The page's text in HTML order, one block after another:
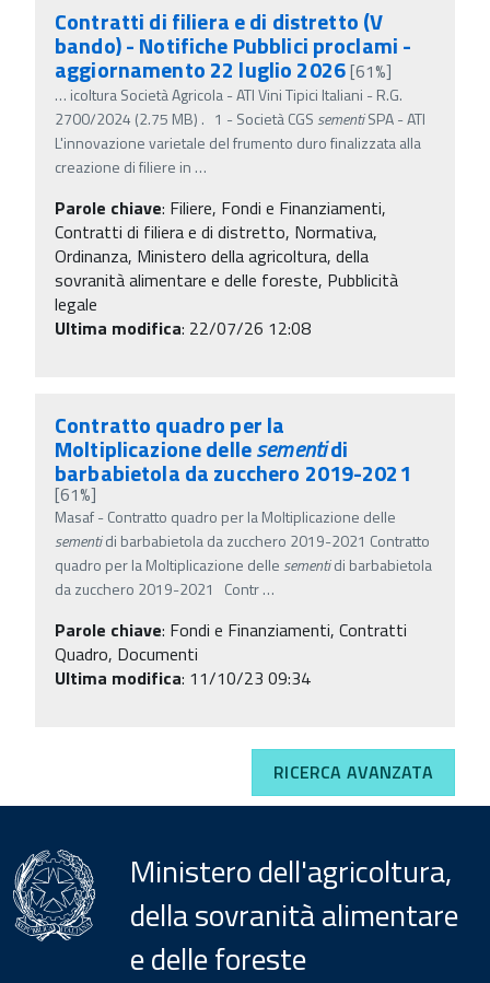
Contratti di filiera e di distretto (V
bando) - Notifiche Pubblici proclami -
aggiornamento 22 luglio 2026[61%]
… icoltura Società Agricola - ATI Vini Tipici Italiani - R.G.
2700/2024 (2.75 MB) . 1 - Società CGS sementiSPA - ATI
L'innovazione varietale del frumento duro finalizzata alla
creazione di filiere in …
Parole chiave: Filiere, Fondi e Finanziamenti,
Contratti di filiera e di distretto, Normativa,
Ordinanza, Ministero della agricoltura, della
sovranità alimentare e delle foreste, Pubblicità
legale
Ultima modifica: 22/07/26 12:08
Contratto quadro per la
Moltiplicazione dellesementidi
barbabietola da zucchero 2019-2021
[61%]
Masaf - Contratto quadro per la Moltiplicazione delle
sementidi barbabietola da zucchero 2019-2021 Contratto
quadro per la Moltiplicazione delle sementidi barbabietola
da zucchero 2019-2021 Contr…
Parole chiave: Fondi e Finanziamenti, Contratti
Quadro, Documenti
Ultima modifica: 11/10/23 09:34
RICERCA AVANZATA
Ministero dell'agricoltura,
della sovranità alimentare
e delle foreste